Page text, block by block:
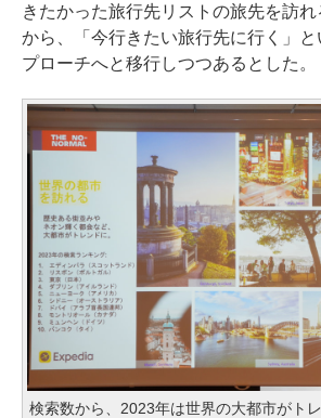
きたかった旅行先リストの旅先を訪
から、「今行きたい旅行先に行く」
プローチへと移行しつつあるとした。
検索数から、2023年は世界の大都市がト